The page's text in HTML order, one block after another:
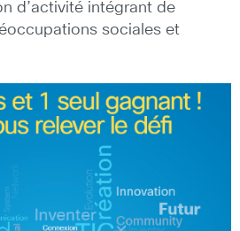
d’activité intégrant de
sociales et